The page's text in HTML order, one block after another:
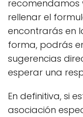
recomendamos
rellenar el
encontrarás en
forma, podrás
sugerencias
esperar una
En definitiva, si
asociación